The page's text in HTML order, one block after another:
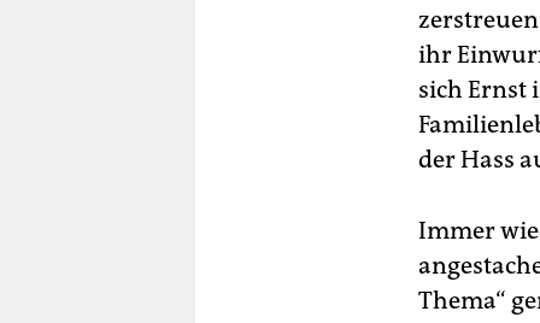
ihr
sich Ernst
der Hass
Immer
Thema“